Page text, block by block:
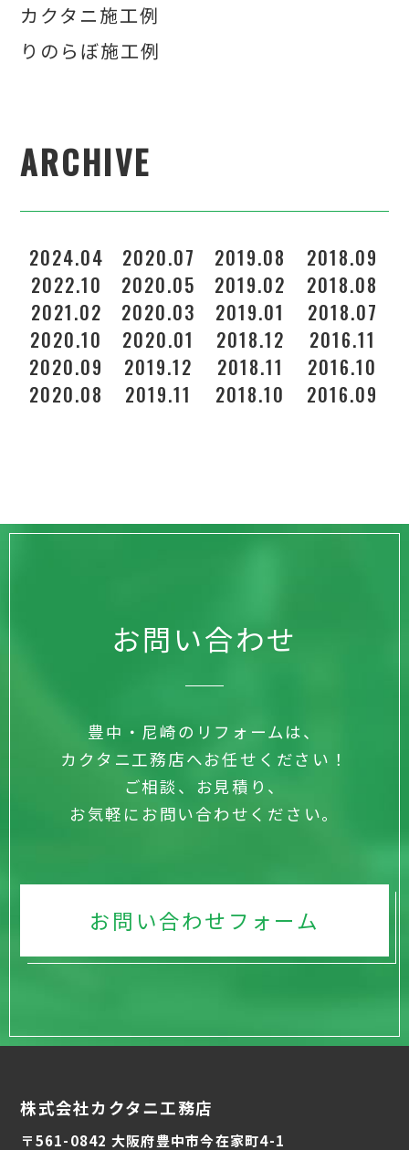
カクタニ施工例
りのらぼ施工例
ARCHIVE
2024.04
2022.10
2021.02
2020.10
2020.09
2020.08
2020.07
2020.05
2020.03
2020.01
2019.12
2019.11
2019.08
2019.02
2019.01
2018.12
2018.11
2018.10
2018.09
2018.08
2018.07
2016.11
2016.10
2016.09
お問い合わせ
豊中・尼崎のリフォームは、
カクタニ工務店へお任せください！
ご相談、お見積り、
お気軽にお問い合わせください。
お問い合わせフォーム
株式会社カクタニ工務店
〒561-0842 大阪府豊中市今在家町4-1